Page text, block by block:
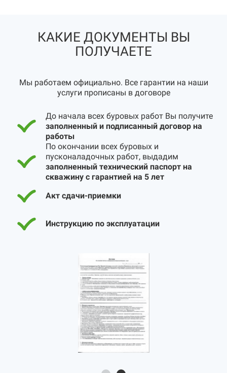
КАКИЕ ДОКУМЕНТЫ ВЫ
ПОЛУЧАЕТЕ
Мы работаем официально. Все гарантии на наши
услуги прописаны в договоре
До начала всех буровых работ Вы получите
заполненный и подписанный договор на
работы
По окончании всех буровых и
пусконаладочных работ, выдадим
заполненный технический паспорт на
скважину с гарантией на 5 лет
Акт сдачи-приемки
Инструкцию по эксплуатации